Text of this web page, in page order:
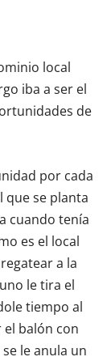
local
iba a ser el
de
por cada
que se planta
cuando tenía
es el local
a la
le tira el
tiempo al
balón con
le anula un